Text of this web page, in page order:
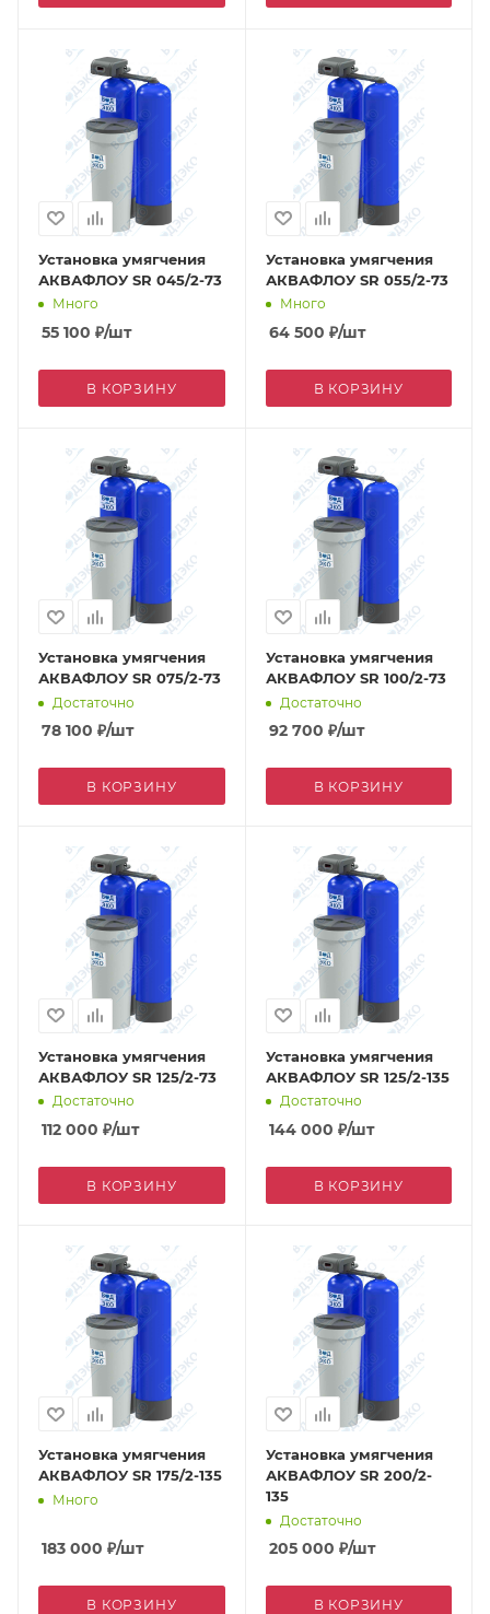
Установка умягчения
АКВАФЛОУ SR 045/2-73
Много
55 100 ₽/шт
В КОРЗИНУ
Установка умягчения
АКВАФЛОУ SR 055/2-73
Много
64 500 ₽/шт
В КОРЗИНУ
Установка умягчения
АКВАФЛОУ SR 075/2-73
Достаточно
78 100 ₽/шт
В КОРЗИНУ
Установка умягчения
АКВАФЛОУ SR 100/2-73
Достаточно
92 700 ₽/шт
В КОРЗИНУ
Установка умягчения
АКВАФЛОУ SR 125/2-73
Достаточно
112 000 ₽/шт
В КОРЗИНУ
Установка умягчения
АКВАФЛОУ SR 125/2-135
Достаточно
144 000 ₽/шт
В КОРЗИНУ
Установка умягчения
АКВАФЛОУ SR 175/2-135
Много
183 000 ₽/шт
В КОРЗИНУ
Установка умягчения
АКВАФЛОУ SR 200/2-
135
Достаточно
205 000 ₽/шт
В КОРЗИНУ